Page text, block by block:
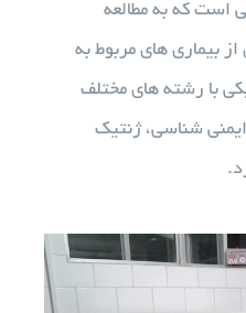
است که به مطالعه
بیماری های مربوط به
با رشته های مختلف
شناسی، ژنتیک